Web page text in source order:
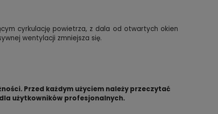
cyrkulację powietrza, z dala od otwartych okien
wentylacji zmniejsza się.
Przed każdym użyciem należy przeczytać
użytkowników profesjonalnych.